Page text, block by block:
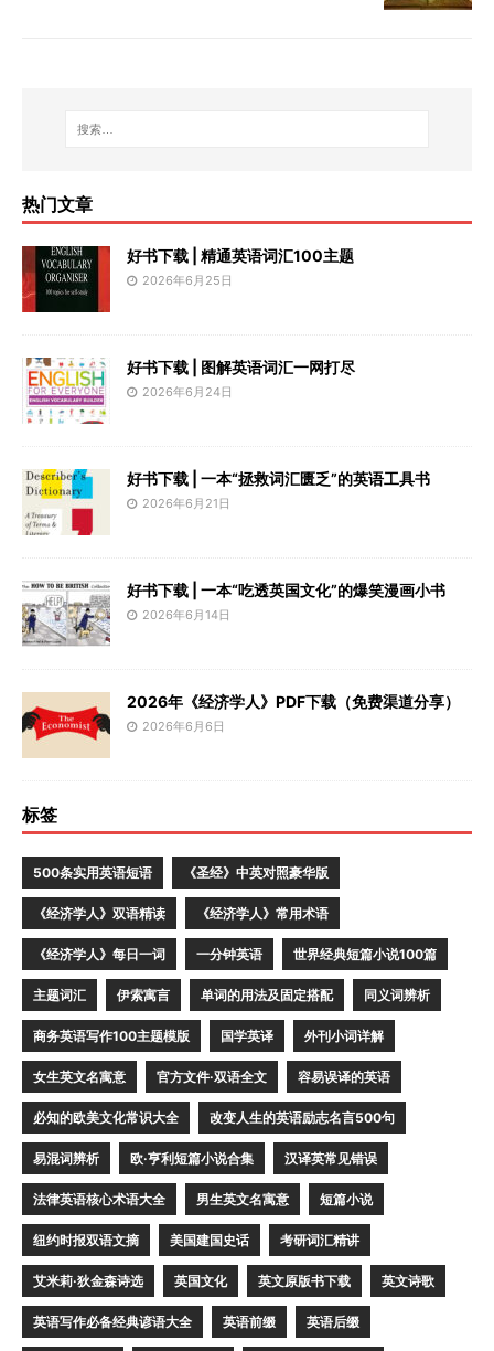
热门文章
好书下载 | 精通英语词汇100主题
2026年6月25日
好书下载 | 图解英语词汇一网打尽
2026年6月24日
好书下载 | 一本“拯救词汇匮乏”的英语工具书
2026年6月21日
好书下载 | 一本“吃透英国文化”的爆笑漫画小书
2026年6月14日
2026年《经济学人》PDF下载（免费渠道分享）
2026年6月6日
标签
500条实用英语短语 《圣经》中英对照豪华版
《经济学人》双语精读 《经济学人》常用术语
《经济学人》每日一词 一分钟英语 世界经典短篇小说100篇
主题词汇 伊索寓言 单词的用法及固定搭配 同义词辨析
商务英语写作100主题模版 国学英译 外刊小词详解
女生英文名寓意 官方文件·双语全文 容易误译的英语
必知的欧美文化常识大全 改变人生的英语励志名言500句
易混词辨析 欧·亨利短篇小说合集 汉译英常见错误
法律英语核心术语大全 男生英文名寓意 短篇小说
纽约时报双语文摘 美国建国史话 考研词汇精讲
艾米莉·狄金森诗选 英国文化 英文原版书下载 英文诗歌
英语写作必备经典谚语大全 英语前缀 英语后缀